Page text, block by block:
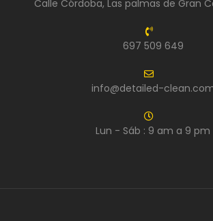
Calle Córdoba, Las palmas de Gran
697 509 649
info@detailed-
Lun - Sáb : 9 am a 9 pm